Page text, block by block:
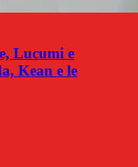
Lucumi e
Kean e le